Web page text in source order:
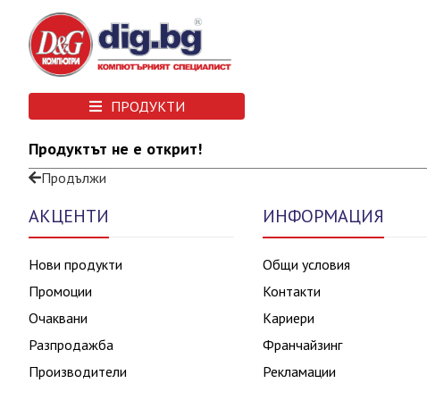
ПРОДУКТИ
Продуктът не е открит!
Продължи
АКЦЕНТИ
Нови продукти
Промоции
Очаквани
Разпродажба
Производители
ИНФОРМАЦИЯ
Общи условия
Контакти
Кариери
Франчайзинг
Рекламации